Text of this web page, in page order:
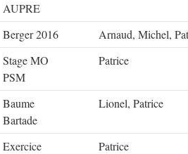
AUPRE
Berger 2016
Arnaud, Michel,
Stage MO
PSM
Patrice
Baume
Bartade
Lionel, Patrice
Exercice
Patrice